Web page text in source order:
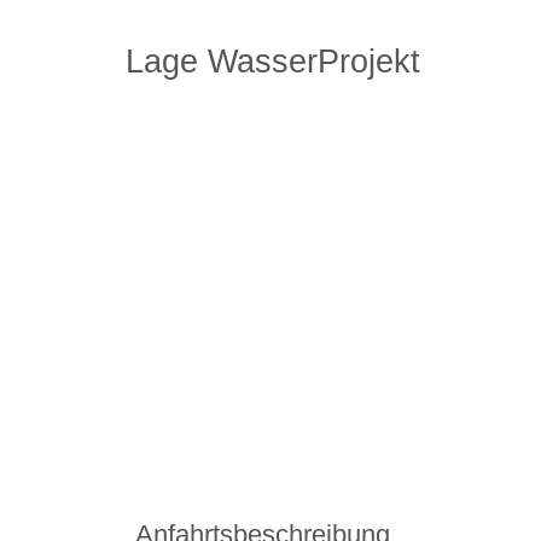
Lage WasserProjekt
Anfahrtsbeschreibung